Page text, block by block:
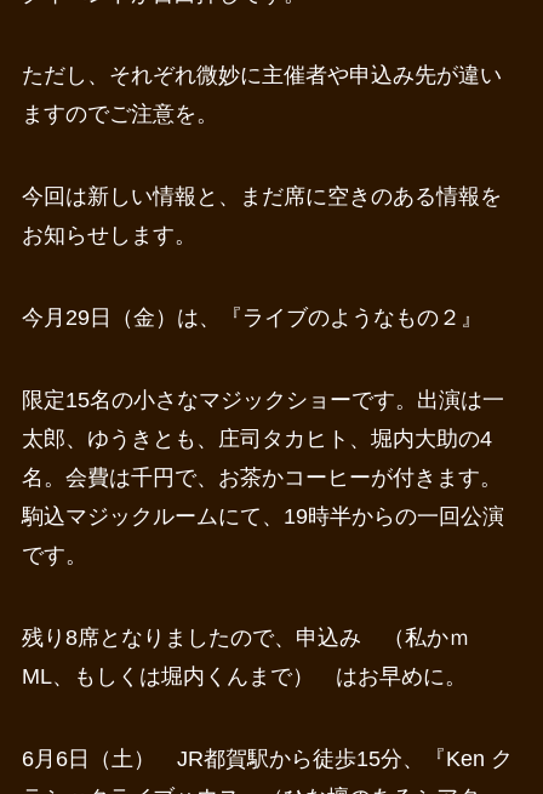
ただし、それぞれ微妙に主催者や申込み先が違い
ますのでご注意を。
今回は新しい情報と、まだ席に空きのある情報を
お知らせします。
今月29日（金）は、『ライブのようなもの２』
限定15名の小さなマジックショーです。出演は一
太郎、ゆうきとも、庄司タカヒト、堀内大助の4
名。会費は千円で、お茶かコーヒーが付きます。
駒込マジックルームにて、19時半からの一回公演
です。
残り8席となりましたので、申込み （私かｍ
ML、もしくは堀内くんまで） はお早めに。
6月6日（土） JR都賀駅から徒歩15分、『Ken ク